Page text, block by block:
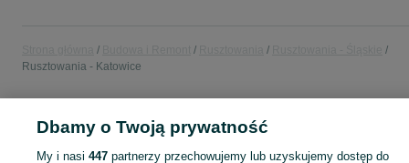
Rusztowania - Katowice
Dbamy o Twoją prywatność
My i nasi 447partnerzy przechowujemy lub uzyskujemy dostęp do